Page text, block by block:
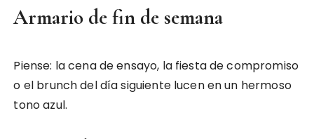
Armario de fin de semana
Piense: la cena de ensayo, la fiesta de compromiso
o el brunch del día siguiente lucen en un hermoso
tono azul.